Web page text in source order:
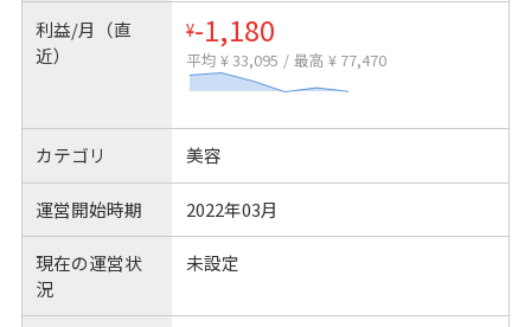
利益/月（直
近）
¥-1,180
平均 ¥ 33,095 / 最高 ¥ 77,470
カテゴリ 美容
運営開始時期 2022年03月
現在の運営状
況
未設定